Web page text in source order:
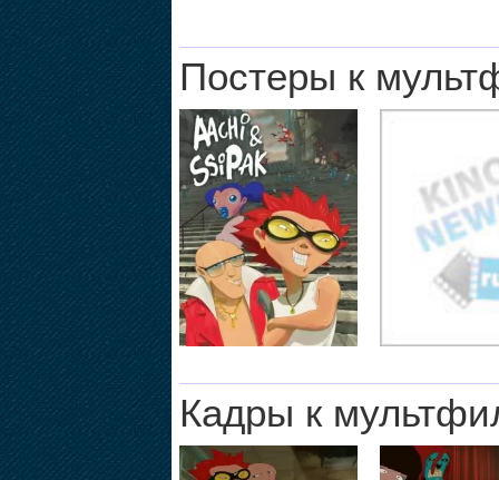
Постеры к
Кадры к